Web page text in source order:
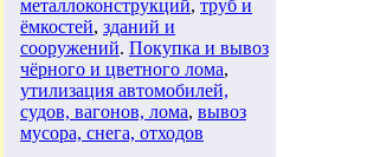
металлоконструкций, труб и
ёмкостей, зданий и
сооружений. Покупка и вывоз
чёрного и цветного лома,
утилизация автомобилей,
судов, вагонов, лома, вывоз
мусора, снега, отходов